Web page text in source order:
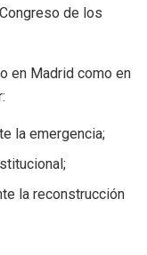
de los
en Madrid como en
la emergencia;
la reconstrucción